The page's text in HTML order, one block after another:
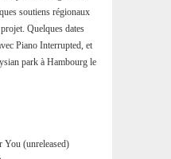
soutiens régionaux
Quelques dates
Piano Interrupted, et
park à Hambourg le
(unreleased)